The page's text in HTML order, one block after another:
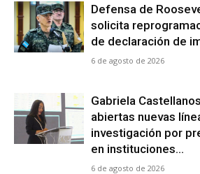
Suscribirse
Comparta
Suscribirse
Comparta
Defensa de
solicita
de declaración de
6 de agosto de 2026
Gabriela
abiertas nuevas
investigación por
en instituciones...
6 de agosto de 2026